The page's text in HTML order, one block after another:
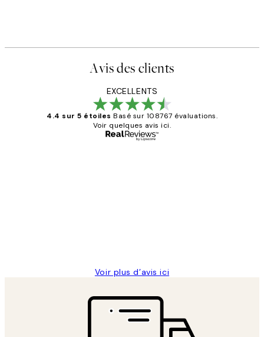
Avis des clients
EXCELLENTS
4.4 sur 5 étoiles Basé sur 108767 évaluations.
Voir quelques avis ici.
Voir plus d’avis ici